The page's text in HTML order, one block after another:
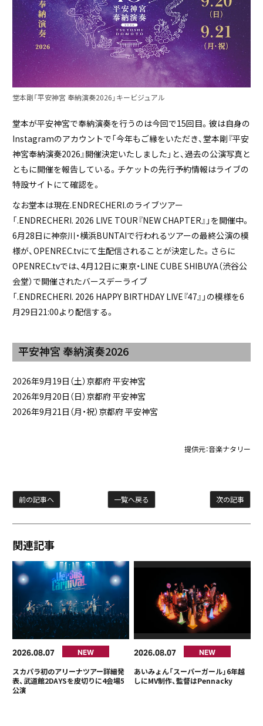
堂本剛「平安神宮 奉納演奏2026」キービジュアル
堂本が平安神宮で奉納演奏を行うのは今回で15回目。彼は自身の
Instagramのアカウントで「今年もご縁をいただき、堂本剛『平安
神宮奉納演奏2026』開催決定いたしました」と、過去の公演写真と
ともに開催を報告している。チケットの先行予約情報はライブの
特設サイトにて確認を。
なお堂本は現在.ENDRECHERI.のライブツアー
「.ENDRECHERI. 2026 LIVE TOUR『NEW CHAPTER』」を開催中。
6月28日に神奈川・横浜BUNTAIで行われるツアーの最終公演の模
様が、OPENREC.tvにて生配信されることが決定した。さらに
OPENREC.tvでは、4月12日に東京・LINE CUBE SHIBUYA（渋谷公
会堂）で開催されたバースデーライブ
「.ENDRECHERI. 2026 HAPPY BIRTHDAY LIVE『47』」の模様を6
月29日21:00より配信する。
平安神宮 奉納演奏2026
2026年9月19日（土）京都府 平安神宮
2026年9月20日（日）京都府 平安神宮
2026年9月21日（月・祝）京都府 平安神宮
提供元：音楽ナタリー
次の記事
一覧へ戻る
前の記事へ
関連記事
2026 08 07 NEW
スカパラ初のアリーナツアー詳細発
表、武道館2DAYSを皮切りに4会場5
公演
2026 08 07 NEW
あいみょん「スーパーガール」6年越
しにMV制作、監督はPennacky